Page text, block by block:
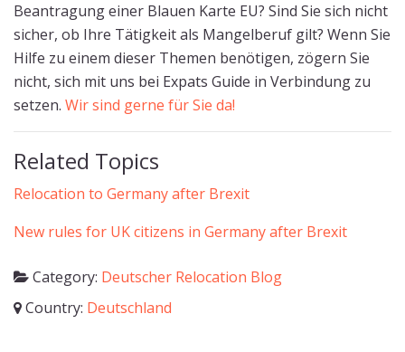
Beantragung einer Blauen Karte EU? Sind Sie sich nicht
sicher, ob Ihre Tätigkeit als Mangelberuf gilt? Wenn Sie
Hilfe zu einem dieser Themen benötigen, zögern Sie
nicht, sich mit uns bei Expats Guide in Verbindung zu
setzen. Wir sind gerne für Sie da!
Related Topics
Relocation to Germany after Brexit
New rules for UK citizens in Germany after Brexit
Category: Deutscher Relocation Blog
Country: Deutschland